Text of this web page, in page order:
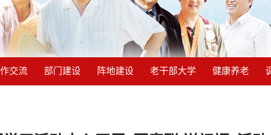
交流 部门建设 阵地建设 老干部大学 健康养老